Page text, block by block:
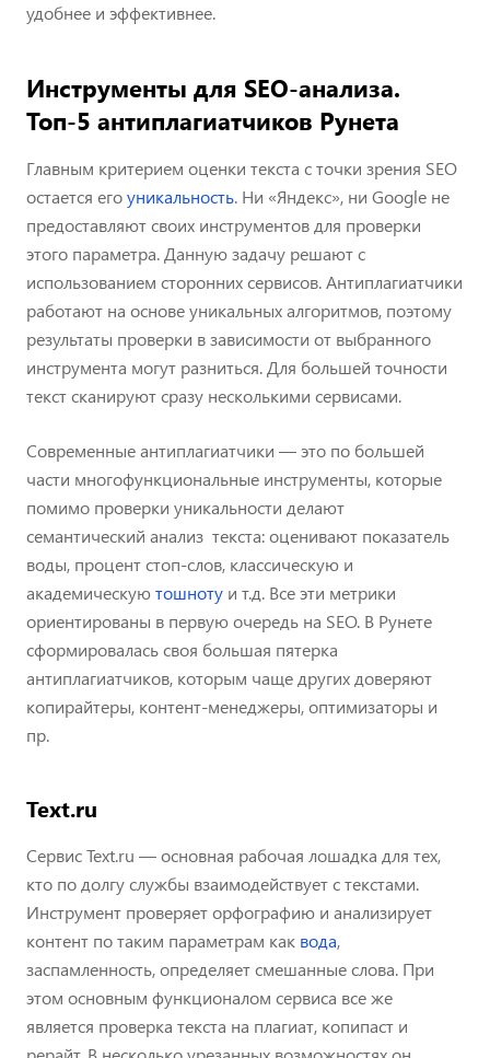
удобнее и эффективнее.
Инструменты для SEO-анализа.
Топ-5 антиплагиатчиков Рунета
Главным критерием оценки текста с точки зрения SEO
остается егоуникальность. Ни «Яндекс», ни Google не
предоставляют своих инструментов для проверки
этого параметра. Данную задачу решают с
использованием сторонних сервисов. Антиплагиатчики
работают на основе уникальных алгоритмов, поэтому
результаты проверки в зависимости от выбранного
инструмента могут разниться. Для большей точности
текст сканируют сразу несколькими сервисами.
Современные антиплагиатчики — это по большей
части многофункциональные инструменты, которые
помимо проверки уникальности делают
семантический анализ текста: оценивают показатель
воды, процент стоп-слов, классическую и
академическуютошноту и т.д. Все эти метрики
ориентированы в первую очередь на SEO. В Рунете
сформировалась своя большая пятерка
антиплагиатчиков, которым чаще других доверяют
копирайтеры, контент-менеджеры, оптимизаторы и
пр.
Text.ru
Сервис Text.ru — основная рабочая лошадка для тех,
кто по долгу службы взаимодействует с текстами.
Инструмент проверяет орфографию и анализирует
контент по таким параметрам как вода,
заспамленность, определяет смешанные слова. При
этом основным функционалом сервиса все же
является проверка текста на плагиат, копипаст и